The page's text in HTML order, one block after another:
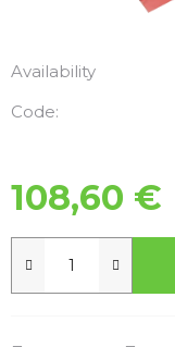
Availability
Code:
108,60 €